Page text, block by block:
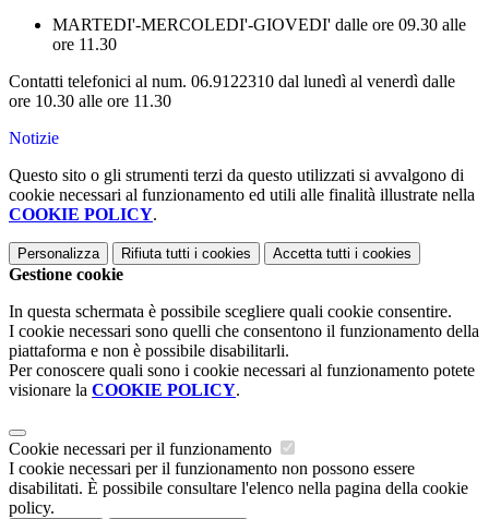
MARTEDI'-MERCOLEDI'-GIOVEDI' dalle ore 09.30 alle
ore 11.30
Contatti telefonici al num. 06.9122310 dal lunedì al venerdì dalle
ore 10.30 alle ore 11.30
Notizie
Questo sito o gli strumenti terzi da questo utilizzati si avvalgono di
cookie necessari al funzionamento ed utili alle finalità illustrate nella
COOKIE POLICY.
Personalizza Rifiuta tutti i cookies Accetta tutti i cookies
Gestione cookie
In questa schermata è possibile scegliere quali cookie consentire.
I cookie necessari sono quelli che consentono il funzionamento della
piattaforma e non è possibile disabilitarli.
Per conoscere quali sono i cookie necessari al funzionamento potete
visionare la COOKIE POLICY.
Cookie necessari per il funzionamento
I cookie necessari per il funzionamento non possono essere
disabilitati. È possibile consultare l'elenco nella pagina della cookie
policy.